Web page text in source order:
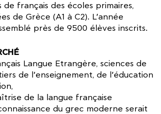
français des écoles primaires,
de Grèce (A1 à C2). L’année
près de 9500 élèves inscrits.
Langue Etrangère, sciences de
de l’enseignement, de l’éducation
de la langue française
du grec moderne serait